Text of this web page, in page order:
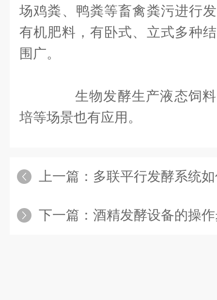
场鸡粪、鸭粪等畜禽粪污进行
有机肥料，有卧式、立式多种
围广。
生物发酵生产液态饲料
培等场景也有应用。
上一篇： 多联平行发酵系统如何大幅缩
下一篇： 酒精发酵设备的操